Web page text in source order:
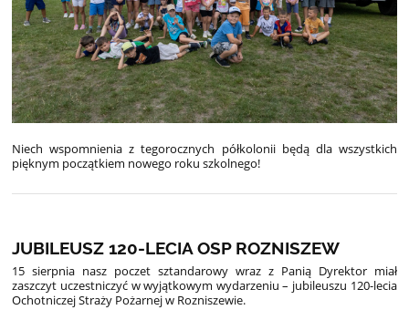
Niech wspomnienia z tegorocznych półkolonii będą dla wszystkich
pięknym początkiem nowego roku szkolnego!
JUBILEUSZ 120-LECIA OSP ROZNISZEW
15 sierpnia nasz poczet sztandarowy wraz z Panią Dyrektor miał
zaszczyt uczestniczyć w wyjątkowym wydarzeniu – jubileuszu 120-lecia
Ochotniczej Straży Pożarnej w Rozniszewie.